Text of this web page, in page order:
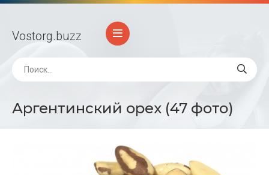
Vostorg.buzz
Аргентинский орех (47 фото)